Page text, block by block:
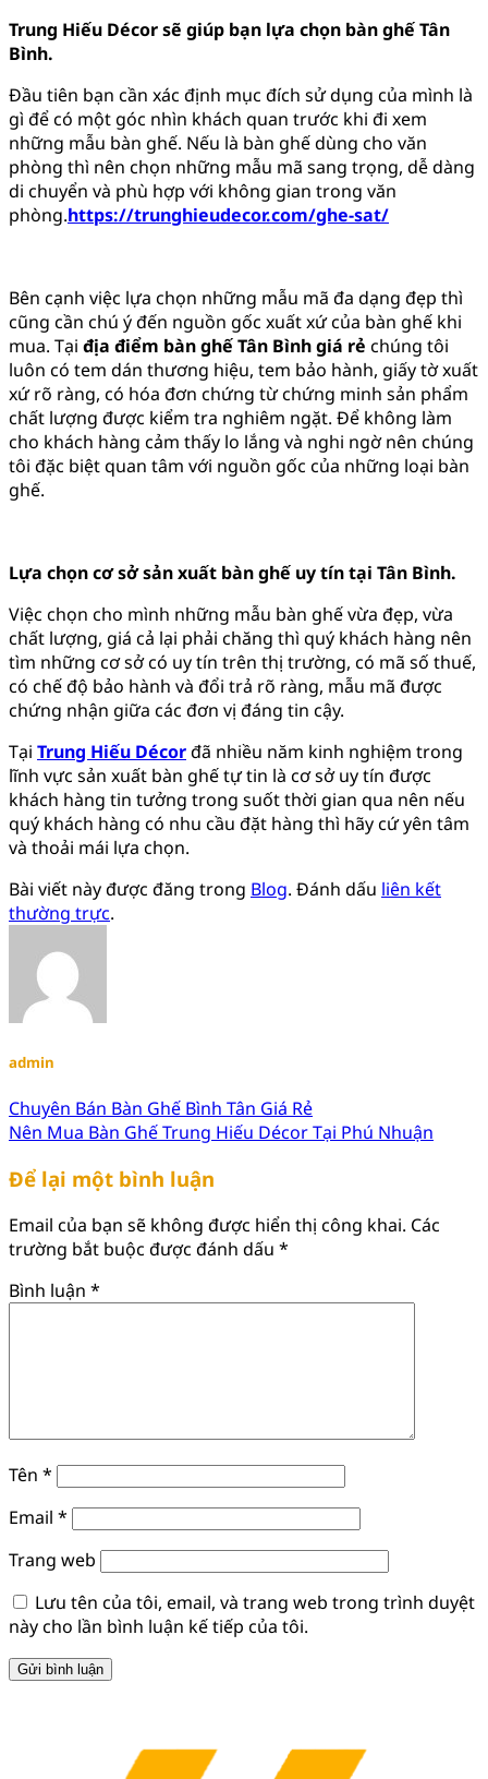
Trung Hiếu Décor sẽ giúp bạn lựa chọn bàn ghế Tân
Bình.
Đầu tiên bạn cần xác định mục đích sử dụng của mình là
gì để có một góc nhìn khách quan trước khi đi xem
những mẫu bàn ghế. Nếu là bàn ghế dùng cho văn
phòng thì nên chọn những mẫu mã sang trọng, dễ dàng
di chuyển và phù hợp với không gian trong văn
phòng.https://trunghieudecor.com/ghe-sat/
Bên cạnh việc lựa chọn những mẫu mã đa dạng đẹp thì
cũng cần chú ý đến nguồn gốc xuất xứ của bàn ghế khi
mua. Tại địa điểm bàn ghế Tân Bình giá rẻ chúng tôi
luôn có tem dán thương hiệu, tem bảo hành, giấy tờ xuất
xứ rõ ràng, có hóa đơn chứng từ chứng minh sản phẩm
chất lượng được kiểm tra nghiêm ngặt. Để không làm
cho khách hàng cảm thấy lo lắng và nghi ngờ nên chúng
tôi đặc biệt quan tâm với nguồn gốc của những loại bàn
ghế.
Lựa chọn cơ sở sản xuất bàn ghế uy tín tại Tân Bình.
Việc chọn cho mình những mẫu bàn ghế vừa đẹp, vừa
chất lượng, giá cả lại phải chăng thì quý khách hàng nên
tìm những cơ sở có uy tín trên thị trường, có mã số thuế,
có chế độ bảo hành và đổi trả rõ ràng, mẫu mã được
chứng nhận giữa các đơn vị đáng tin cậy.
Tại Trung Hiếu Décorđã nhiều năm kinh nghiệm trong
lĩnh vực sản xuất bàn ghế tự tin là cơ sở uy tín được
khách hàng tin tưởng trong suốt thời gian qua nên nếu
quý khách hàng có nhu cầu đặt hàng thì hãy cứ yên tâm
và thoải mái lựa chọn.
Bài viết này được đăng trong Blog. Đánh dấu liên kết
thường trực.
admin
Chuyên Bán Bàn Ghế Bình Tân Giá Rẻ
Nên Mua Bàn Ghế Trung Hiếu Décor Tại Phú Nhuận
Để lại một bình luận
Email của bạn sẽ không được hiển thị công khai. Các
trường bắt buộc được đánh dấu *
Bình luận *
Tên *
Email *
Trang web
Lưu tên của tôi, email, và trang web trong trình duyệt
này cho lần bình luận kế tiếp của tôi.